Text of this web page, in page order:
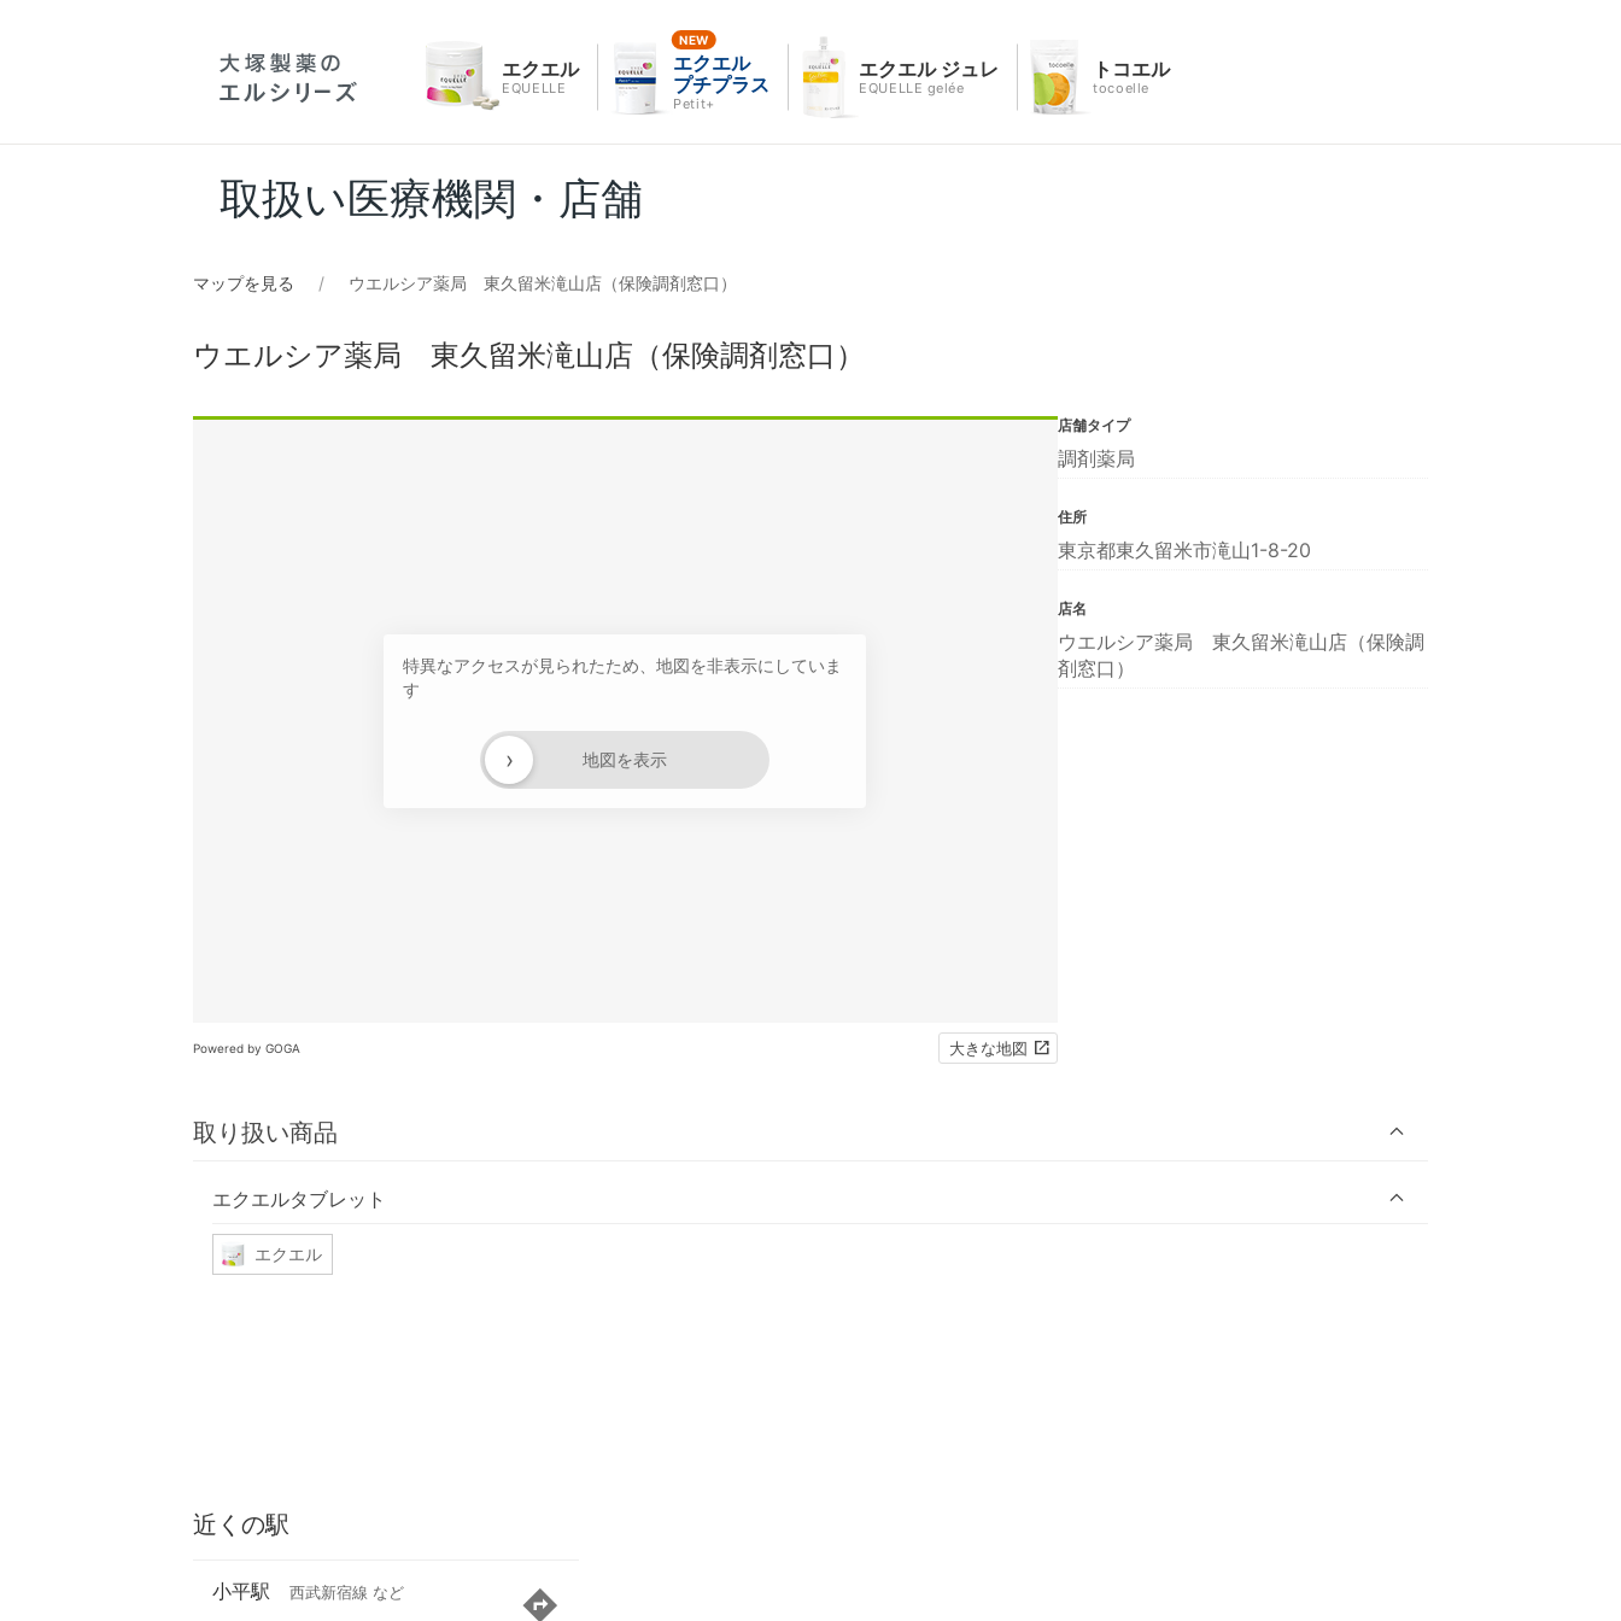
エクエル
EQUELLE
エクエル
プチプラス
Petit+
エクエル ジュレ
EQUELLE gelée
トコエル
tocoelle
取扱い医療機関・店舗
マップを見る ウエルシア薬局 東久留米滝山店（保険調剤窓口）
ウエルシア薬局 東久留米滝山店（保険調剤窓口）
特異なアクセスが見られたため、地図を非表示にしていま
す
地図を表示
›
Powered by GOGA 大きな地図
取り扱い商品
エクエルタブレット
エクエル
店舗タイプ
調剤薬局
住所
東京都東久留米市滝山1-8-20
店名
ウエルシア薬局 東久留米滝山店（保険調
剤窓口）
近くの駅
小平駅 西武新宿線 など